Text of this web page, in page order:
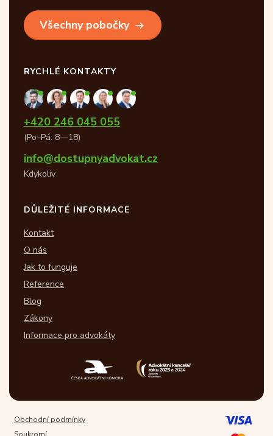
Všechny pobočky
RYCHLÉ KONTAKTY
+420 246 045 055
(Po–Pá: 8—18)
info@dostupnyadvokat.cz
Kdykoliv
DŮLEŽITÉ INFORMACE
Kontakt
O nás
Jak to funguje
Reference
Blog
Zákony
Informace pro advokáty
Obchodní podmínky
Soukromí